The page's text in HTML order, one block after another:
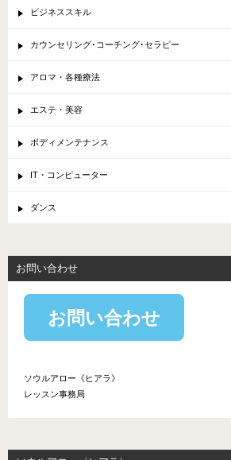
ビジネススキル
カウンセリング･コーチング･セラピー
アロマ・各種療法
エステ・美容
ボディメンテナンス
IT・コンピューター
ダンス
お問い合わせ
お問い合わせ
ソウルアロー《ヒアラ》
レッスン事務局